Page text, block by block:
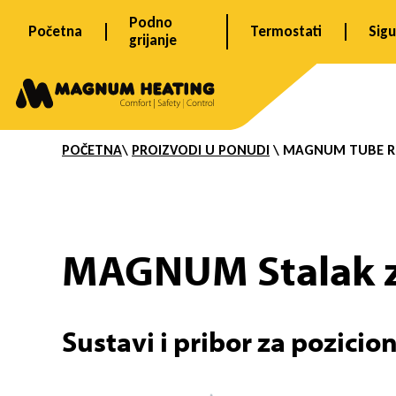
Početna
Podno
grijanje
Termostati
T
POČETNA\ PROIZVODI U PONUDI \ MAGNUM TUBE
MAGNUM Stalak
Sustavi i pribor za